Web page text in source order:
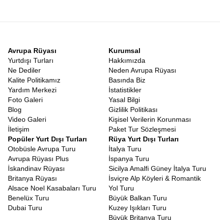
stresi yaşamadan bavulunuzu hazırlayabileceğiniz bir tatil hayal
edin. Vizesiz Güney Kore Japonya Tatili
, bürokratik engellere
takılmadan, sadece keşfetme heyecanına odaklanabileceğiniz
nadir rotalardan biridir. Bu kolaylık, özellikle balayı çiftleri, arkadaş
grupları ve ailesiyle rahat bir tatil geçirmek isteyenler için büyük
bir nimettir.
Japonya Güney Kore Gezi Rehberi
Turlarımızda görev alan profesyonel rehberlerimiz, bölgeye
hakim, yerel kültürü çok iyi bilen ve size sadece yerleri gösteren
değil, o yerlerin hikayesini anlatan uzmanlardır. Bu anlamda
turumuz, canlı birJaponya Güney Kore Gezi Rehberi
niteliğindedir. Hangi sokakta en iyi Ramen yenir? Seul’de nereden
en uygun hediyelik eşya alınır? Japon metrosu nasıl kullanılır?
Tüm bu soruların cevabını rehberlerimizden anında alabilirsiniz.
Rehberlerimiz, size sadece turistik yerleri değil, yerel halkın
yaşam tarzını, geleneklerini ve inançlarını da aktarır. Bir Şinto
tapınağında nasıl dua edileceğinden, Kore’de büyüklerin yanında
nasıl yemek yenileceğine kadar kültürel kodları öğrenirsiniz.
Avrupa Rüyası
Yurtdışı Turları
Ne Dediler
Kalite Politikamız
Yardım Merkezi
Foto Galeri
Blog
Video Galeri
İletişim
Kurumsal
Hakkımızda
Neden Avrupa Rüyası
Basında Biz
İstatistikler
Yasal Bilgi
Gizlilik Politikası
Kişisel Verilerin Korunması
Paket Tur Sözleşmesi
Popüler Yurt Dışı Turları
Otobüsle Avrupa Turu
Avrupa Rüyası Plus
İskandinav Rüyası
Britanya Rüyası
Alsace Noel Kasabaları Turu
Benelüx Turu
Dubai Turu
Rüya Yurt Dışı Turları
İtalya Turu
İspanya Turu
Sicilya Amalfi Güney İtalya Turu
İsviçre Alp Köyleri & Romantik
Yol Turu
Büyük Balkan Turu
Kuzey Işıkları Turu
Büyük Britanya Turu